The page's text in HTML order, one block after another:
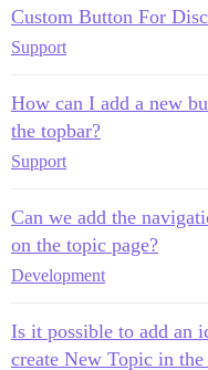
Custom Button For
Support
How can I add a new
the topbar?
Support
Can we add the
on the topic page?
Development
Is it possible to add an
create New Topic in the